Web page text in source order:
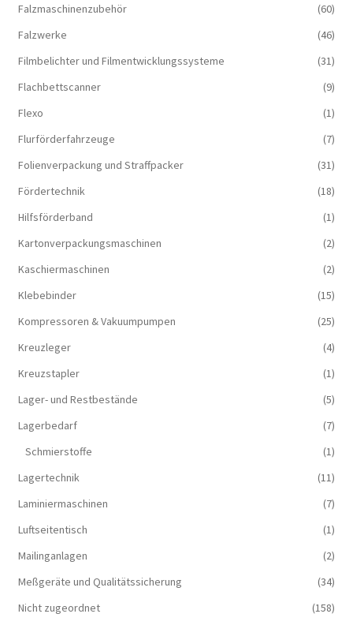
Falzmaschinenzubehör
(60)
Falzwerke
(46)
Filmbelichter und Filmentwicklungssysteme
(31)
Flachbettscanner
(9)
Flexo
(1)
Flurförderfahrzeuge
(7)
Folienverpackung und Straffpacker
(31)
Fördertechnik
(18)
Hilfsförderband
(1)
Kartonverpackungsmaschinen
(2)
Kaschiermaschinen
(2)
Klebebinder
(15)
Kompressoren & Vakuum­pumpen
(25)
Kreuzleger
(4)
Kreuzstapler
(1)
Lager- und Restbestände
(5)
Lagerbedarf
(7)
Schmierstoffe
(1)
Lagertechnik
(11)
Laminiermaschinen
(7)
Luftseitentisch
(1)
Mailinganlagen
(2)
Meßgeräte und Qualitätssicherung
(34)
Nicht zugeordnet
(158)